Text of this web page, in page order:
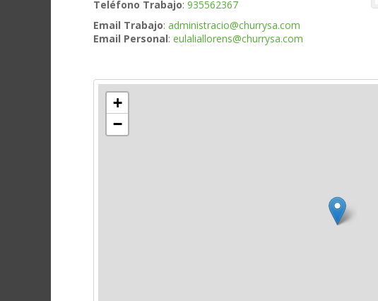
Teléfono Trabajo: 935562367
Email Trabajo: administracio@churrysa.com
Email Personal: eulaliallorens@churrysa.com
+
−